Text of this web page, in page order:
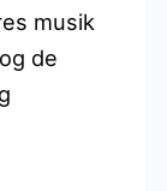
musik
de